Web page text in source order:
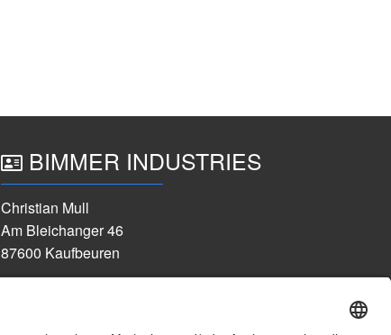
BIMMER INDUSTRIES
Christian Mull
Am Bleichanger 46
87600 Kaufbeuren
+49 176 47135442